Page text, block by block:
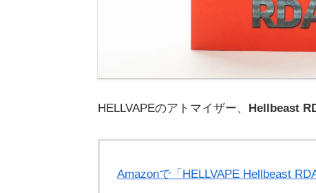
HELLVAPEのアトマイザー、 Hellbeast
Amazonで「HELLVAPE Hellbeast